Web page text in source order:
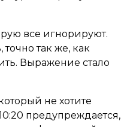
все игнорируют.
так же, как
Выражение стало
не хотите
предупреждается,